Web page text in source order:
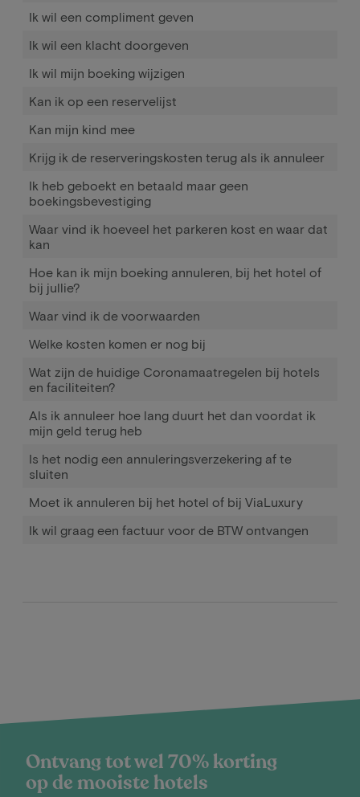
Ik wil een compliment geven
Ik wil een klacht doorgeven
Ik wil mijn boeking wijzigen
Kan ik op een reservelijst
Kan mijn kind mee
Krijg ik de reserveringskosten terug als ik annuleer
Ik heb geboekt en betaald maar geen
boekingsbevestiging
Waar vind ik hoeveel het parkeren kost en waar dat
kan
Hoe kan ik mijn boeking annuleren, bij het hotel of
bij jullie?
Waar vind ik de voorwaarden
Welke kosten komen er nog bij
Wat zijn de huidige Coronamaatregelen bij hotels
en faciliteiten?
Als ik annuleer hoe lang duurt het dan voordat ik
mijn geld terug heb
Is het nodig een annuleringsverzekering af te
sluiten
Moet ik annuleren bij het hotel of bij ViaLuxury
Ik wil graag een factuur voor de BTW ontvangen
Ontvang tot wel 70% korting
op de mooiste hotels